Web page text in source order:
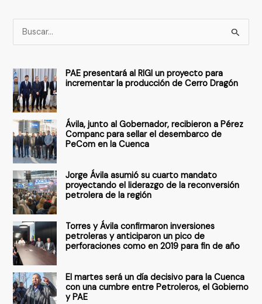
u
c
a
r
o
r
:
PAE presentará al RIGI un proyecto para
incrementar la producción de Cerro Dragón
Ávila, junto al Gobernador, recibieron a Pérez
Companc para sellar el desembarco de
PeCom en la Cuenca
Jorge Ávila asumió su cuarto mandato
proyectando el liderazgo de la reconversión
petrolera de la región
Torres y Ávila confirmaron inversiones
petroleras y anticiparon un pico de
perforaciones como en 2019 para fin de año
El martes será un día decisivo para la Cuenca
con una cumbre entre Petroleros, el Gobierno
y PAE